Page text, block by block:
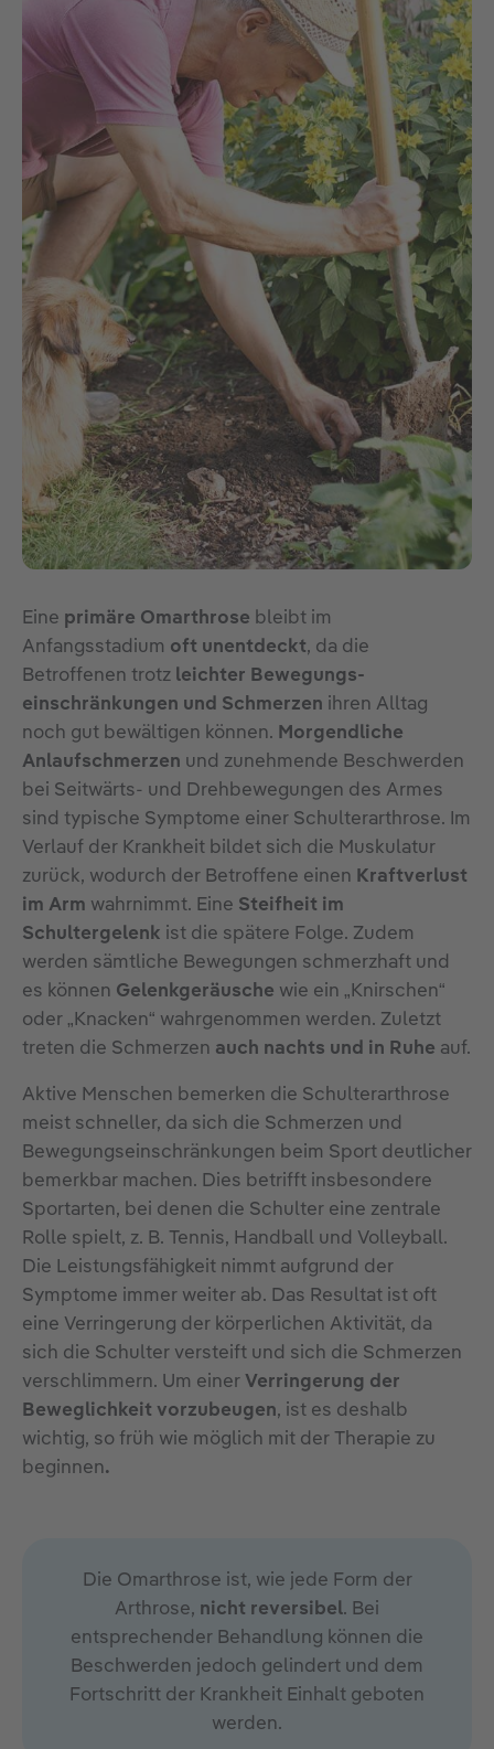
Eine primäre Omarthrose bleibt im
Anfangsstadium oft unentdeckt, da die
Betroffenen trotz leichter Bewegungs-
einschränkungen und Schmerzen ihren Alltag
noch gut bewältigen können. Morgendliche
Anlaufschmerzen und zunehmende Beschwerden
bei Seitwärts- und Drehbewegungen des Armes
sind typische Symptome einer Schulterarthrose. Im
Verlauf der Krankheit bildet sich die Muskulatur
zurück, wodurch der Betroffene einen Kraftverlust
im Arm wahrnimmt. Eine Steifheit im
Schultergelenk ist die spätere Folge. Zudem
werden sämtliche Bewegungen schmerzhaft und
es können Gelenkgeräusche wie ein „Knirschen“
oder „Knacken“ wahrgenommen werden. Zuletzt
treten die Schmerzen auch nachts und in Ruhe auf.
Aktive Menschen bemerken die Schulterarthrose
meist schneller, da sich die Schmerzen und
Bewegungseinschränkungen beim Sport deutlicher
bemerkbar machen. Dies betrifft insbesondere
Sportarten, bei denen die Schulter eine zentrale
Rolle spielt, z. B. Tennis, Handball und Volleyball.
Die Leistungsfähigkeit nimmt aufgrund der
Symptome immer weiter ab. Das Resultat ist oft
eine Verringerung der körperlichen Aktivität, da
sich die Schulter versteift und sich die Schmerzen
verschlimmern. Um einerVerringerung der
Beweglichkeit vorzubeugen, ist es deshalb
wichtig, so früh wie möglich mit der Therapie zu
beginnen.
Die Omarthrose ist, wie jede Form der
Arthrose, nicht reversibel. Bei
entsprechender Behandlung können die
Beschwerden jedoch gelindert und dem
Fortschritt der Krankheit Einhalt geboten
werden.